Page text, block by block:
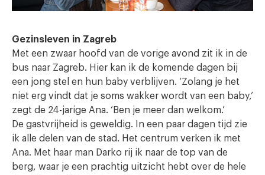
Gezinsleven in Zagreb
Met een zwaar hoofd van de vorige avond zit ik in de
bus naar Zagreb. Hier kan ik de komende dagen bij
een jong stel en hun baby verblijven. ‘Zolang je het
niet erg vindt dat je soms wakker wordt van een baby,’
zegt de 24-jarige Ana. ‘Ben je meer dan welkom.’
De gastvrijheid is geweldig. In een paar dagen tijd zie
ik alle delen van de stad. Het centrum verken ik met
Ana. Met haar man Darko rij ik naar de top van de
berg, waar je een prachtig uitzicht hebt over de hele